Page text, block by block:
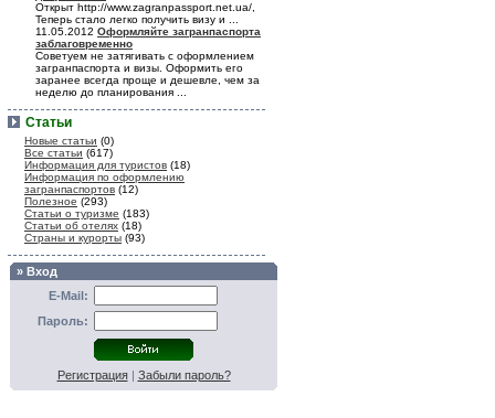
Открыт http://www.zagranpassport.net.ua/,
Теперь стало легко получить визу и ...
11.05.2012 Оформляйте загранпаспорта
заблаговременно
Советуем не затягивать с оформлением
загранпаспорта и визы. Оформить его
заранее всегда проще и дешевле, чем за
неделю до планирования ...
Статьи
Новые статьи (0)
Все статьи (617)
Информация для туристов (18)
Информация по оформлению
загранпаспортов (12)
Полезное (293)
Статьи о туризме (183)
Статьи об отелях (18)
Страны и курорты (93)
» Вход
E-Mail:
Пароль:
Регистрация| Забыли пароль?